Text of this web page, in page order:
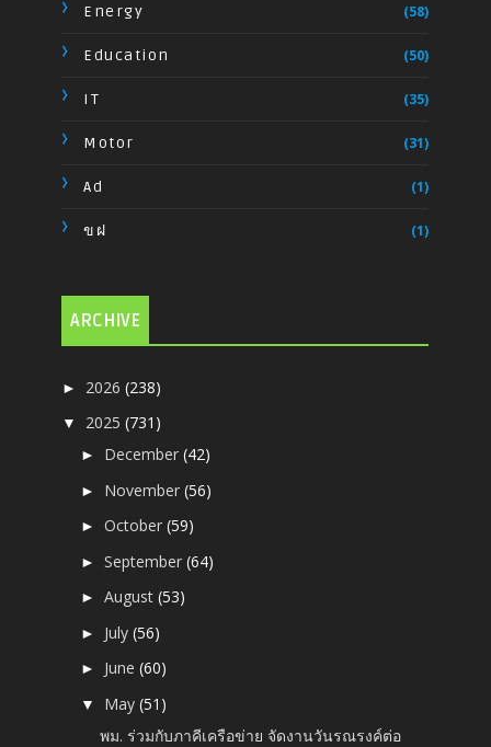
Energy (58)
Education (50)
IT (35)
Motor (31)
Ad (1)
ขฝ (1)
ARCHIVE
► 2026(238)
▼ 2025(731)
► December(42)
► November(56)
►October(59)
►September(64)
►August(53)
► July(56)
► June(60)
▼ May(51)
พม. ร่วมกับภาคีเครือข่าย จัดงานวันรณรงค์ต่อ